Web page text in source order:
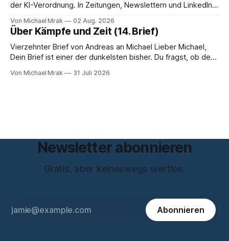
der KI-Verordnung. In Zeitungen, Newslettern und LinkedIn-
trotzdem falsch ist: Ab jetzt müsse alles gekennzeichnet
werden, was mit künstlicher Intelligenz entstanden sei. Das
stimmt so nicht. Artikel 50 der KI-Verordnung
Von Michael Mrak 02 Aug. 2026
Über Kämpfe und Zeit (14. Brief)
Vierzehnter Brief von Andreas an Michael Lieber Michael,
Dein Brief ist einer der dunkelsten bisher. Du fragst, ob der
letzten Hebel, der sich noch bewegt, und zwischen Deinen
Von Michael Mrak 31 Juli 2026
Newsletter abonnieren
Gratis, aber keineswegs wertlos.
Abonnieren